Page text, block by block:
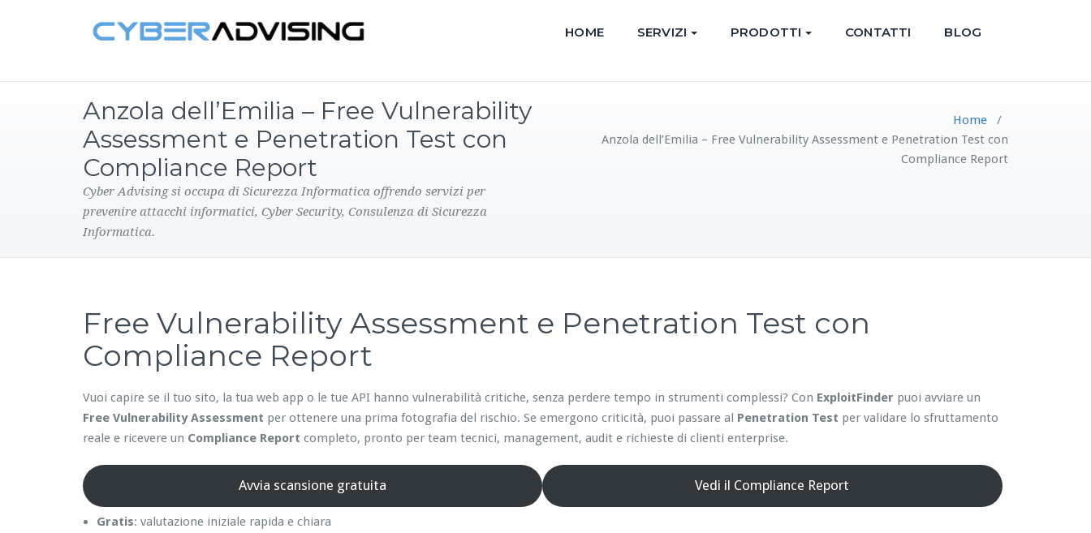
HOME SERVIZI PRODOTTI CONTATTI BLOG
Anzola dell’Emilia – Free Vulnerability
Assessment e Penetration Test con
Compliance Report
Cyber Advising si occupa di Sicurezza Informatica offrendo servizi per
prevenire attacchi informatici, Cyber Security, Consulenza di Sicurezza
Informatica.
Home /
Anzola dell’Emilia – Free Vulnerability Assessment e Penetration Test con
Compliance Report
Free Vulnerability Assessment e Penetration Test con
Compliance Report
Vuoi capire se il tuo sito, la tua web app o le tue API hanno vulnerabilità critiche, senza perdere tempo in strumenti complessi? Con ExploitFinder puoi avviare un
Free Vulnerability Assessment per ottenere una prima fotografia del rischio. Se emergono criticità, puoi passare al Penetration Test per validare lo sfruttamento
reale e ricevere un Compliance Report completo, pronto per team tecnici, management, audit e richieste di clienti enterprise.
Avvia scansione gratuita Vedi il Compliance Report
Gratis: valutazione iniziale rapida e chiara